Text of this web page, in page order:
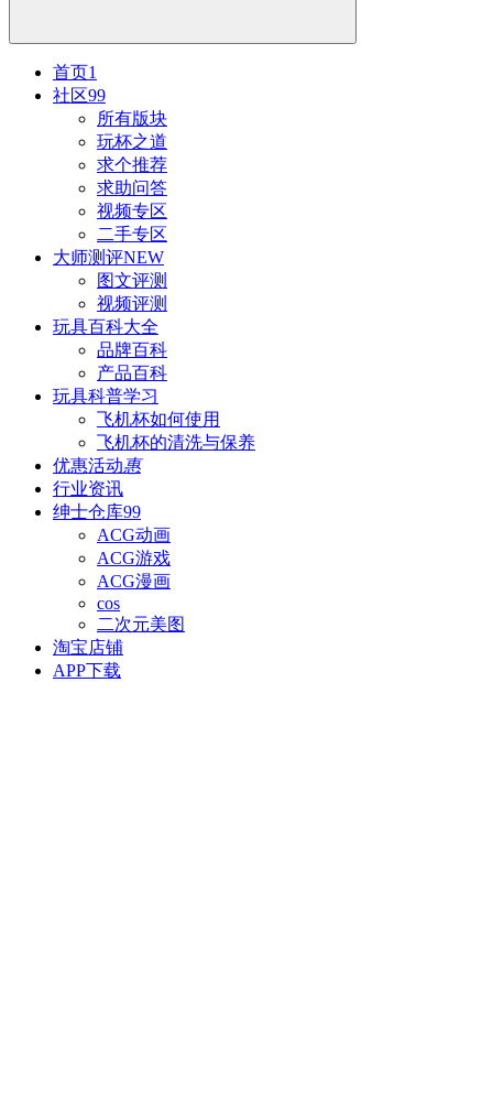
首页1
社区99
所有版块
玩杯之道
求个推荐
求助问答
视频专区
二手专区
大师测评NEW
图文评测
视频评测
玩具百科大全
品牌百科
产品百科
玩具科普学习
飞机杯如何使用
飞机杯的清洗与保养
优惠活动惠
行业资讯
绅士仓库99
ACG动画
ACG游戏
ACG漫画
cos
二次元美图
淘宝店铺
APP下载